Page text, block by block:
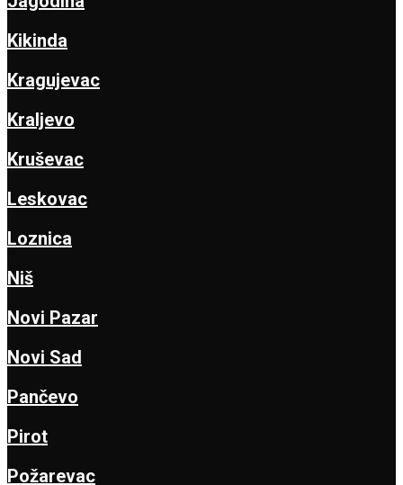
Kikinda
Kragujevac
Kraljevo
Kruševac
Leskovac
Loznica
Niš
Novi Pazar
Novi Sad
Pančevo
Pirot
Požarevac